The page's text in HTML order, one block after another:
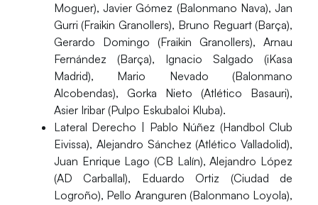
Moguer), Javier Gómez (Balonmano Nava), Jan
Gurri (Fraikin Granollers), Bruno Reguart (Barça),
Gerardo Domingo (Fraikin Granollers), Arnau
Fernández (Barça), Ignacio Salgado (iKasa
Madrid), Mario Nevado (Balonmano
Alcobendas), Gorka Nieto (Atlético Basauri),
Asier Iribar (Pulpo Eskubaloi Kluba).
Lateral Derecho | Pablo Núñez (Handbol Club
Eivissa), Alejandro Sánchez (Atlético Valladolid),
Juan Enrique Lago (CB Lalín), Alejandro López
(AD Carballal), Eduardo Ortiz (Ciudad de
Logroño), Pello Aranguren (Balonmano Loyola),